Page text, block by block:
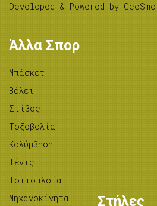
Developed & Powered by GeeSmo
Άλλα Σπορ
Μπάσκετ
Βόλεϊ
Στίβος
Tοξοβολία
Κολύμβηση
Τένις
Ιστιοπλοΐα
Μηχανοκίνητα
Στήλες